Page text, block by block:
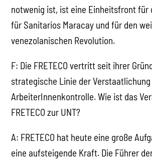
notwenig ist, ist eine Einheitsfront für
für Sanitarios Maracay und für den
venezolanischen Revolution.
F: Die FRETECO vertritt seit ihrer
strategische Linie der
ArbeiterInnenkontrolle. Wie ist das
FRETECO zur UNT?
A: FRETECO hat heute eine große
eine aufsteigende Kraft. Die Führer